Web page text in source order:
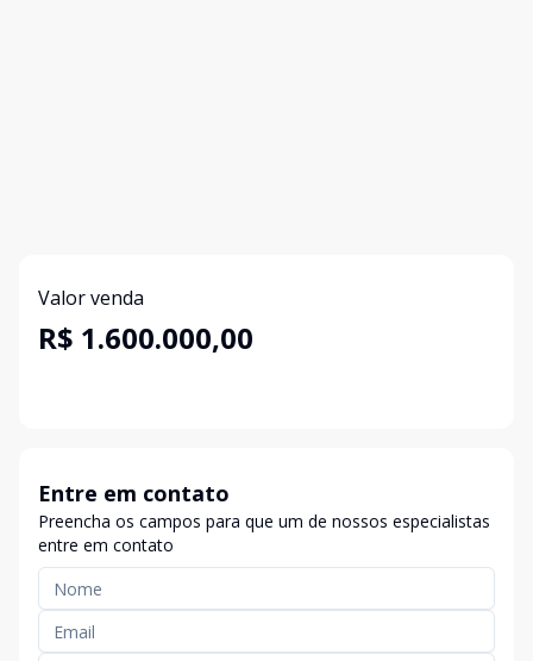
Valor venda
R$ 1.600.000,00
Entre em contato
Preencha os campos para que um de nossos especialistas
entre em contato